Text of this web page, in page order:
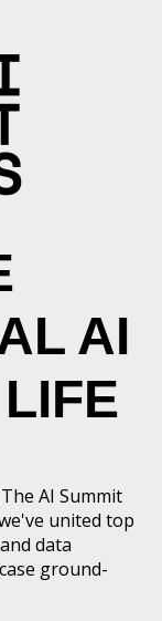
AI
AI Summit
united top
data
ground-